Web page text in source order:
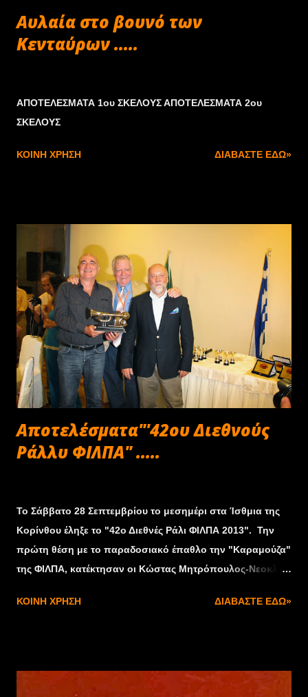
έργο αφού δεν μπόρ...
Αυλαία στο βουνό των
Κενταύρων .....
ΑΠΟΤΕΛΕΣΜΑΤΑ 1ου ΣΚΕΛΟΥΣ ΑΠΟΤΕΛΕΣΜΑΤΑ 2ου
ΣΚΕΛΟΥΣ
ΚΟΙΝΉ ΧΡΉΣΗ ΔΙΑΒΆΣΤΕ ΕΔΏ»
Αποτελέσματα"'42ου Διεθνούς
Ράλλυ ΦΙΛΠΑ" .....
Το Σάββατο 28 Σεπτεμβρίου το μεσημέρι στα Ίσθμια της
Κορίνθου έληξε το "42ο Διεθνές Ράλι ΦΙΛΠΑ 2013". Την
πρώτη θέση με το παραδοσιακό έπαθλο την "Καραμούζα"
της ΦΙΛΠΑ, κατέκτησαν οι Κώστας Μητρόπουλος-Νεοκλής
βαθμούς ποινής. ΑΠΟΤΕΛΕΣΜΑΤΑ !
ΚΟΙΝΉ ΧΡΉΣΗ ΔΙΑΒΆΣΤΕ ΕΔΏ»